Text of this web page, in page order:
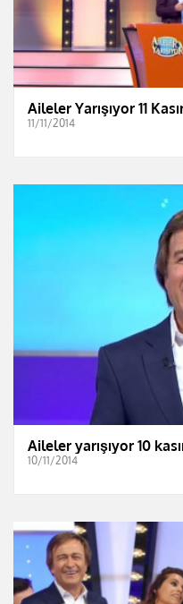
Aileler Yarışıyor 11
11/11/2014
Aileler yarışıyor 10
10/11/2014